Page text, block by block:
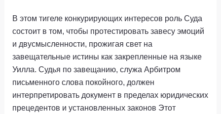
В этом тигеле конкурирующих интересов роль Суда
состоит в том, чтобы протестировать завесу эмоций
и двусмысленности, прожигая свет на
завещательные истины как закрепленные на языке
Уилла. Судья по завещанию, служа Арбитром
письменного слова покойного, должен
интерпретировать документ в пределах юридических
прецедентов и установленных законов Этот